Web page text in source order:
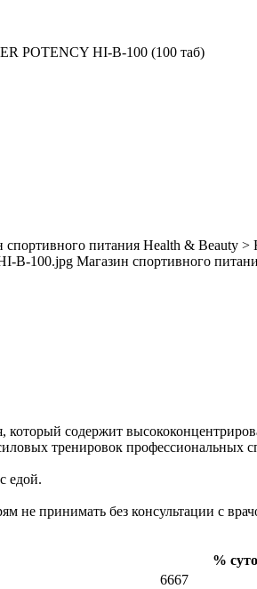
POTENCY HI-B-100 (100 таб)
спортивного питания Health & Beauty >
B-100.jpg Магазин спортивного
который содержит
тренировок
едой.
принимать без консультации с
%
6667